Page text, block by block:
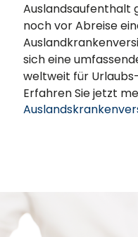
Auslandsaufenthalt
noch vor Abreise
sich eine
weltweit für
Erfahren Sie jetzt